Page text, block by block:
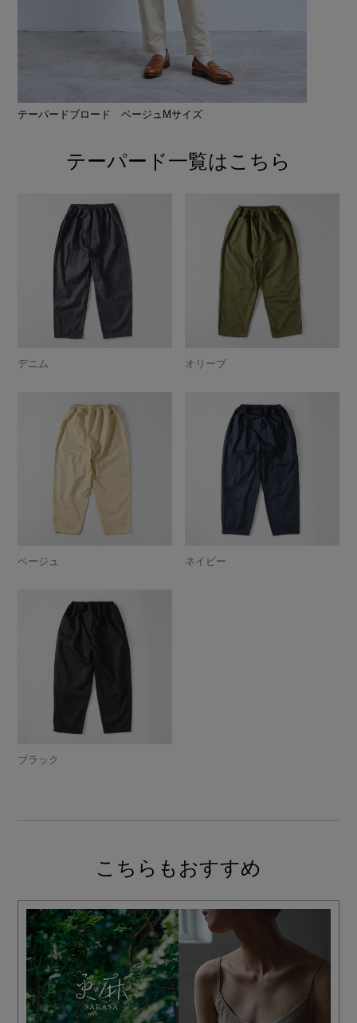
テーパードブロード ベージュMサイズ
テーパード一覧はこちら
デニム オリーブ
ベージュ ネイビー
ブラック
こちらもおすすめ